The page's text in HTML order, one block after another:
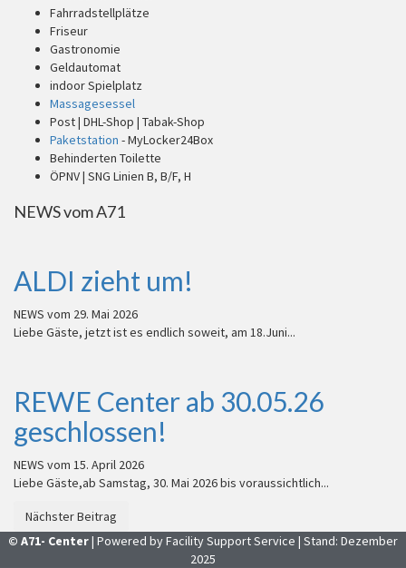
Fahrradstellplätze
Friseur
Gastronomie
Geldautomat
indoor Spielplatz
Massagesessel
Post | DHL-Shop | Tabak-Shop
Paketstation - MyLocker24Box
Behinderten Toilette
ÖPNV | SNG Linien B, B/F, H
NEWS vom A71
ALDI zieht um!
NEWS vom 29. Mai 2026
Liebe Gäste, jetzt ist es endlich soweit, am 18.Juni...
REWE Center ab 30.05.26
geschlossen!
NEWS vom 15. April 2026
Liebe Gäste,ab Samstag, 30. Mai 2026 bis voraussichtlich...
Nächster Beitrag
© A71- Center| Powered by Facility Support Service | Stand: Dezember
2025